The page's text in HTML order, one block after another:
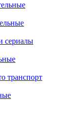
сериалы
транспорт